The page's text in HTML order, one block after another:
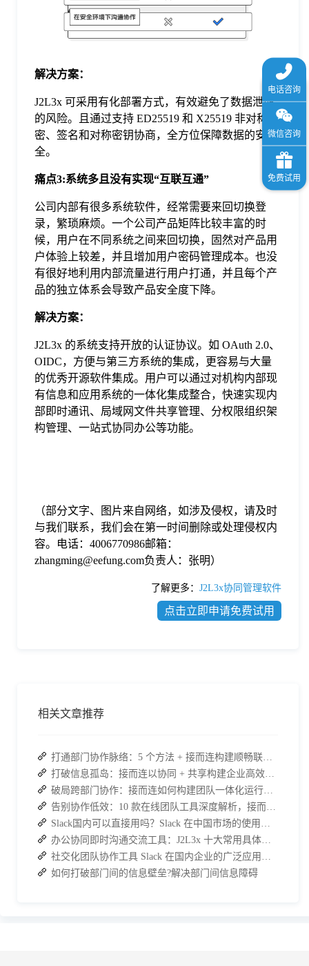
解决方案：
J2L3x 可采用有化部署方式，有效避免了数据泄露
的风险。且通过支持 ED25519 和 X25519 非对称加
密、签名和对称密钥协商，全方位保障数据的安
全。
痛点3:系统多且没有实现“互联互通”
公司内部有很多系统软件，经常需要来回切换登
录，繁琐麻烦。一个公司产品矩阵比较丰富的时
候，用户在不同系统之间来回切换，固然对产品用
户体验上较差，并且增加用户密码管理成本。也没
有很好地利用内部流量进行用户打通，并且每个产
品的独立体系会导致产品安全度下降。
解决方案：
J2L3x 的系统支持开放的认证协议。如 OAuth 2.0、
OIDC，方便与第三方系统的集成，更容易与大量
的优秀开源软件集成。用户可以通过对机构内部现
有信息和应用系统的一体化集成整合，快速实现内
部即时通讯、局域网文件共享管理、分权限组织架
构管理、一站式协同办公等功能。
（部分文字、图片来自网络，如涉及侵权，请及时
与我们联系，我们会在第一时间删除或处理侵权内
容。电话：4006770986邮箱：
zhangming@eefung.com负责人：张明）
了解更多： J2L3x协同管理软件
点击立即申请免费试用
相关文章推荐
打通部门协作脉络：5 个方法 + 接而连构建顺畅联动团队
打破信息孤岛：接而连以协同 + 共享构建企业高效办公生态
破局跨部门协作：接而连如何构建团队一体化运行新格局
告别协作低效：10 款在线团队工具深度解析，接而连凭什么脱颖而出？
Slack国内可以直接用吗？Slack 在中国市场的使用现状及替代方案探讨
办公协同即时沟通交流工具：J2L3x 十大常用具体功能介绍
社交化团队协作工具 Slack 在国内企业的广泛应用：优点与局限性
如何打破部门间的信息壁垒?解决部门间信息障碍